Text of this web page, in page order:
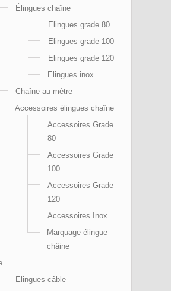
Élingues chaîne
Elingues grade 80
Elingues grade 100
Elingues grade 120
Elingues inox
Chaîne au mètre
Accessoires élingues chaîne
Accessoires Grade
80
Accessoires Grade
100
Accessoires Grade
120
Accessoires Inox
Marquage élingue
châine
Elingues câble